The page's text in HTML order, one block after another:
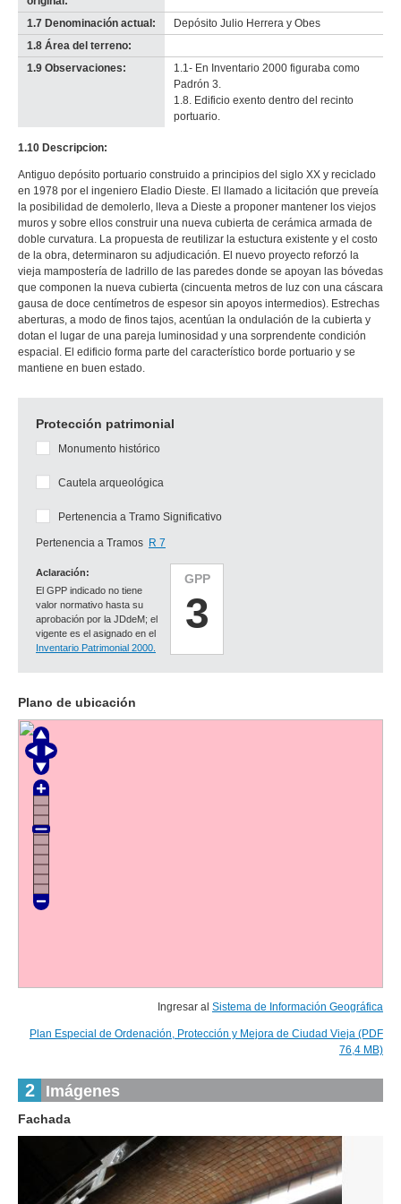
1.7 Denominación actual:
Depósito Julio Herrera y Obes
1.8 Área del terreno:
no
info-
1.9 Observaciones:
1.1- En Inventario 2000 figuraba como
Padrón 3.
1.8. Edificio exento dentro del recinto
portuario.
1.10 Descripcion:
Antiguo depósito portuario construido a principios del siglo XX y reciclado
en 1978 por el ingeniero Eladio Dieste. El llamado a licitación que preveía
la posibilidad de demolerlo, lleva a Dieste a proponer mantener los viejos
muros y sobre ellos construir una nueva cubierta de cerámica armada de
doble curvatura. La propuesta de reutilizar la estuctura existente y el costo
de la obra, determinaron su adjudicación. El nuevo proyecto reforzó la
vieja mampostería de ladrillo de las paredes donde se apoyan las bóvedas
que componen la nueva cubierta (cincuenta metros de luz con una cáscara
gausa de doce centímetros de espesor sin apoyos intermedios). Estrechas
aberturas, a modo de finos tajos, acentúan la ondulación de la cubierta y
dotan el lugar de una pareja luminosidad y una sorprendente condición
espacial. El edificio forma parte del característico borde portuario y se
mantiene en buen estado.
Protección patrimonial
GPP
3
Aclaración:
El GPP indicado no tiene
valor normativo hasta su
aprobación por la JDdeM; el
vigente es el asignado en el
Inventario Patrimonial 2000.
Monumento histórico
Cautela arqueológica
Pertenencia a Tramo Significativo
Pertenencia a Tramos R 7
Plano de ubicación
Ingresar al Sistema de Información Geográfica
Plan Especial de Ordenación, Protección y Mejora de Ciudad Vieja (PDF
76,4 MB)
2 Imágenes
Fachada